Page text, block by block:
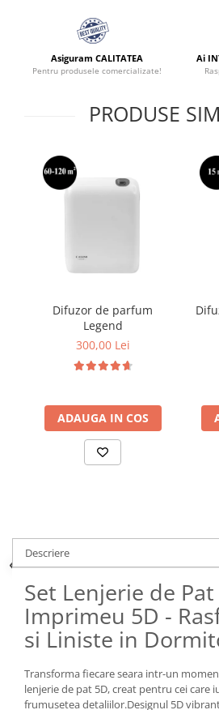
Asiguram CALITATEA
Pentru produsele comercializate!
Ai
PRODUSE
Difuzor de parfum
Legend
300,00 Lei
ADAUGA IN COS
Descriere
Set Lenjerie de
Imprimeu 5D -
si Liniste in
Transforma fiecare seara intr-un
lenjerie de pat 5D, creat pentru cei care
frumusetea detaliilor.Designul 5D